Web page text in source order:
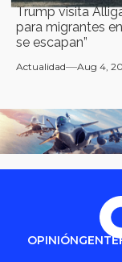
Trump visita
para migrantes
se escapan”
Actualidad Aug 4,
OPINIÓNGENTE